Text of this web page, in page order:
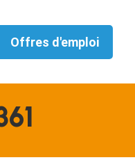
Offres d'emploi